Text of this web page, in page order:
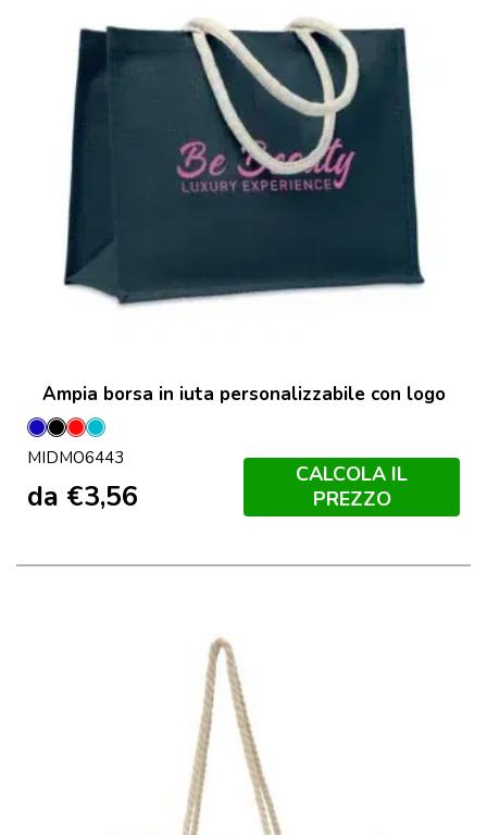
Ampia borsa in iuta personalizzabile con logo
BluNero
RossoTurchese
MIDMO6443
da €3,56
CALCOLA IL
PREZZO